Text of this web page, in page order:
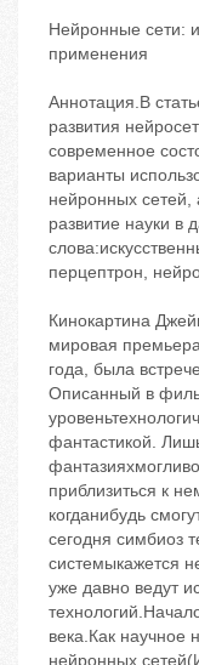
Нейронные сети:
применения
Аннотация.В
развития
современное
варианты
нейронных сетей,
развитие науки в
перцептрон,
Кинокартина
мировая
года, была
Описанный в
фантастикой.
приблизиться к
когданибудь
сегодня симбиоз
системыкажется
уже давно ведут
века.Как научное
нейронных